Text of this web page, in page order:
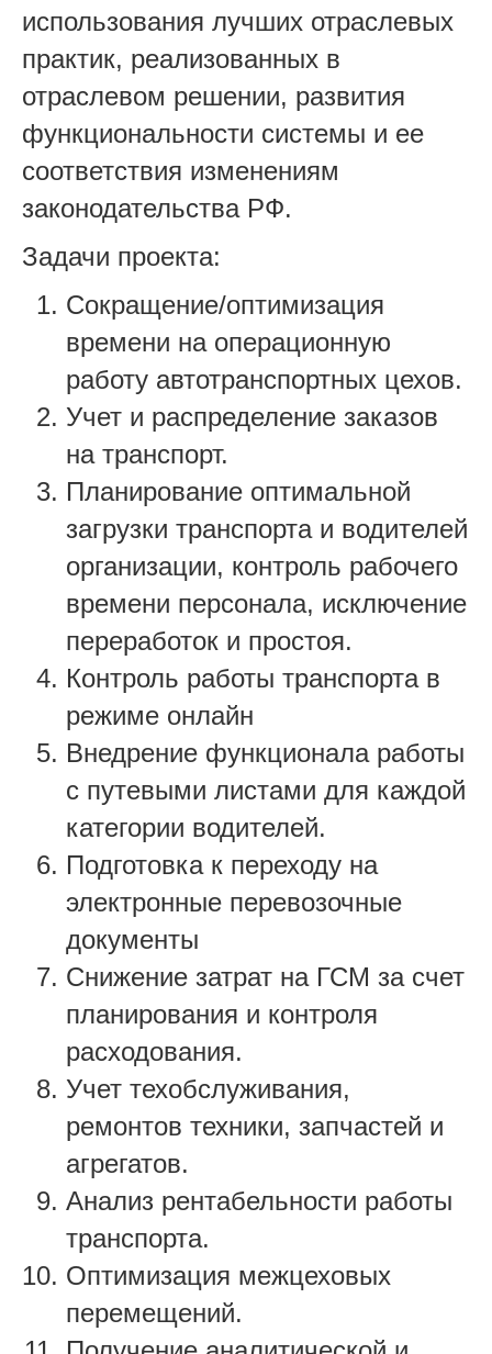
использования лучших отраслевых
практик, реализованных в
отраслевом решении, развития
функциональности системы и ее
соответствия изменениям
законодательства РФ.
Задачи проекта:
Сокращение/оптимизация
времени на операционную
работу автотранспортных цехов.
Учет и распределение заказов
на транспорт.
Планирование оптимальной
загрузки транспорта и водителей
организации, контроль рабочего
времени персонала, исключение
переработок и простоя.
Контроль работы транспорта в
режиме онлайн
Внедрение функционала работы
с путевыми листами для каждой
категории водителей.
Подготовка к переходу на
электронные перевозочные
документы
Снижение затрат на ГСМ за счет
планирования и контроля
расходования.
Учет техобслуживания,
ремонтов техники, запчастей и
агрегатов.
Анализ рентабельности работы
транспорта.
Оптимизация межцеховых
перемещений.